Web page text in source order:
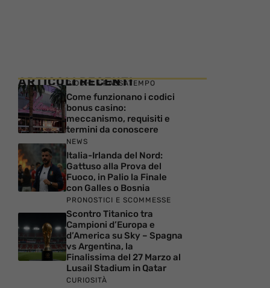
ARTICOLI RECENTI
GIOCHI E PASSATEMPO
Come funzionano i codici
bonus casino:
meccanismo, requisiti e
termini da conoscere
NEWS
Italia-Irlanda del Nord:
Gattuso alla Prova del
Fuoco, in Palio la Finale
con Galles o Bosnia
PRONOSTICI E SCOMMESSE
Scontro Titanico tra
Campioni d’Europa e
d’America su Sky – Spagna
vs Argentina, la
Finalissima del 27 Marzo al
Lusail Stadium in Qatar
CURIOSITÀ